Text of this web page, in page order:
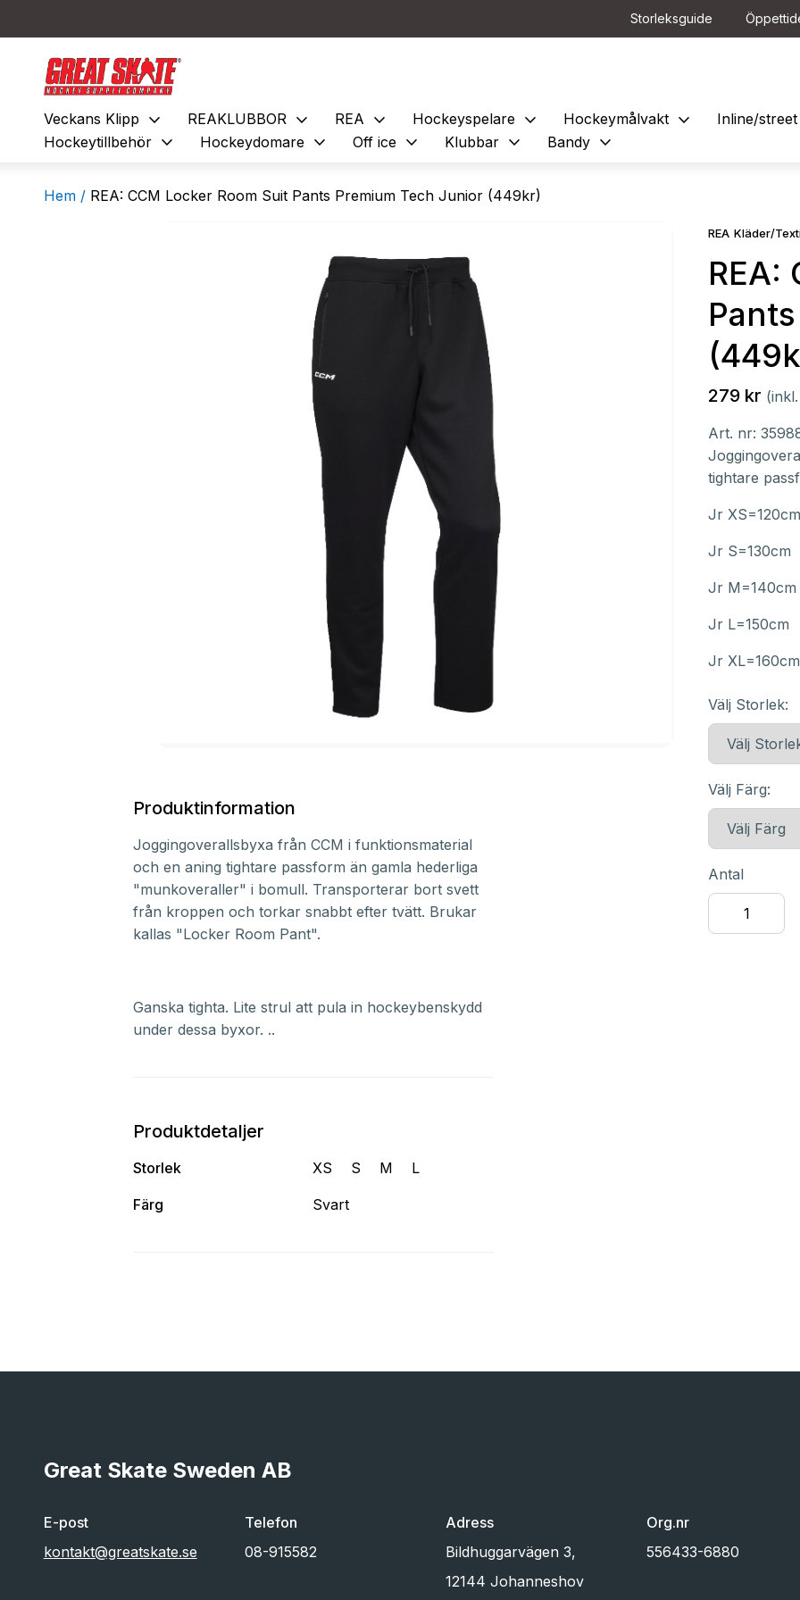
Storleksguide
Veckans Klipp expand_more REAKLUBBOR expand_more REA expand_more Hockeyspelare expand_more Hockeymålvakt expand_more Inline/
Hockeytillbehör expand_more Hockeydomare expand_more Off ice expand_more Klubbar expand_more Bandy expand_more
Hem / REA: CCM Locker Room Suit Pants Premium Tech Junior (449kr)
Produktinformation
Joggingoverallsbyxa från CCM i funktionsmaterial
och en aning tightare passform än gamla hederliga
"munkoveraller" i bomull. Transporterar bort svett
från kroppen och torkar snabbt efter tvätt. Brukar
kallas "Locker Room Pant".
Ganska tighta. Lite strul att pula in hockeybenskydd
under dessa byxor. ..
Produktdetaljer
Storlek XS S M L
Färg Svart
REA Kläder/
REA:
279 kr
Art. nr:
tightare
Jr XS=120cm
Jr S=130cm
Jr M=140cm
Jr L=150cm
Jr XL=160cm
Välj Storlek:
Välj Färg:
Antal
Great Skate Sweden AB
E-post
kontakt@greatskate.se
Telefon
08-915582
Adress
Bildhuggarvägen 3,
12144 Johanneshov
Org.nr
556433-6880